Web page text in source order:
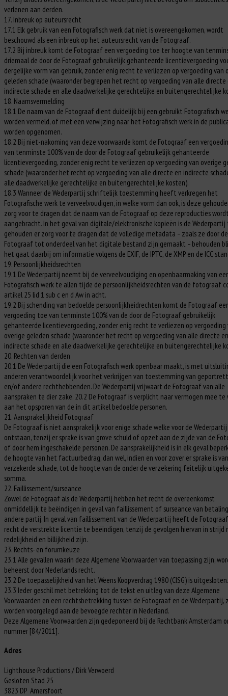
verlenen aan derden.
17. Inbreuk op auteursrecht
17.1 Elk gebruik van een Fotografisch werk dat niet is overeengekomen, wordt
beschouwd als een inbreuk op het auteursrecht van de Fotograaf.
17.2 Bij inbreuk komt de Fotograaf een vergoeding toe ter hoogte van
driemaal de door de Fotograaf gebruikelijk gehanteerde licentievergoeding
dergelijke vorm van gebruik, zonder enig recht te verliezen op vergoeding van
geleden schade (waaronder begrepen het recht op vergoeding van alle directe
indirecte schade en alle daadwerkelijke gerechtelijke en buitengerechtelijke
18. Naamsvermelding
18.1 De naam van de Fotograaf dient duidelijk bij een gebruikt Fotografisch
worden vermeld, of met een verwijzing naar het Fotografisch werk in de
worden opgenomen.
18.2 Bij niet-nakoming van deze voorwaarde komt de Fotograaf een
van tenminste 100% van de door de Fotograaf gebruikelijk gehanteerde
licentievergoeding, zonder enig recht te verliezen op vergoeding van overige
schade (waaronder het recht op vergoeding van alle directe en indirecte
alle daadwerkelijke gerechtelijke en buitengerechtelijke kosten).
18.3 Wanneer de Wederpartij schriftelijk toestemming heeft verkregen het
Fotografische werk te verveelvoudigen, in welke vorm dan ook, is deze
zorg voor te dragen dat de naam van de Fotograaf op deze reproducties
aangebracht. In het geval van digitale/elektronische kopieën is de Wederpartij
gehouden er zorg voor te dragen dat de volledige metadata – zoals ze door de
Fotograaf tot onderdeel van het digitale bestand zijn gemaakt – behouden
het gaat daarbij om informatie volgens de EXIF, de IPTC, de XMP en de ICC
19. Persoonlijkheidsrechten
19.1 De Wederpartij neemt bij de verveelvoudiging en openbaarmaking van
Fotografisch werk te allen tijde de persoonlijkheidsrechten van de fotograaf
artikel 25 lid 1 sub c en d Aw in acht.
19.2 Bij schending van bedoelde persoonlijkheidrechten komt de Fotograaf
vergoeding toe van tenminste 100% van de door de Fotograaf gebruikelijk
gehanteerde licentievergoeding, zonder enig recht te verliezen op vergoeding
overige geleden schade (waaronder het recht op vergoeding van alle directe en
indirecte schade en alle daadwerkelijke gerechtelijke en buitengerechtelijke
20. Rechten van derden
20.1 De Wederpartij die een Fotografisch werk openbaar maakt, is met
anderen verantwoordelijk voor het verkrijgen van toestemming van
en/of andere rechthebbenden. De Wederpartij vrijwaart de Fotograaf van alle
aanspraken te dier zake. 20.2 De Fotograaf is verplicht naar vermogen mee te
aan het opsporen van de in dit artikel bedoelde personen.
21. Aansprakelijkheid Fotograaf
De Fotograaf is niet aansprakelijk voor enige schade welke voor de Wederpartij
ontstaan, tenzij er sprake is van grove schuld of opzet aan de zijde van de
of door hem ingeschakelde personen. De aansprakelijkheid is in elk geval
de hoogte van het factuurbedrag, dan wel, indien en voor zover er sprake is
verzekerde schade, tot de hoogte van de onder de verzekering feitelijk
somma.
22. Faillissement/surseance
Zowel de Fotograaf als de Wederpartij hebben het recht de overeenkomst
onmiddellijk te beëindigen in geval van faillissement of surseance van
andere partij. In geval van faillissement van de Wederpartij heeft de
recht de verstrekte licentie te beëindigen, tenzij de gevolgen hiervan in strijd
redelijkheid en billijkheid zijn.
23. Rechts- en forumkeuze
23.1 Alle gevallen waarin deze Algemene Voorwaarden van toepassing zijn,
beheerst door Nederlands recht.
23.2 De toepasselijkheid van het Weens Koopverdrag 1980 (CISG) is uitgesloten.
23.3 Ieder geschil met betrekking tot de tekst en uitleg van deze Algemene
Voorwaarden en een rechtsbetrekking tussen de Fotograaf en de Wederpartij,
worden voorgelegd aan de bevoegde rechter in Nederland.
Deze Algemene Voorwaarden zijn gedeponeerd bij de Rechtbank Amsterdam
nummer [84/2011].
Adres
Lighthouse Productions / Dirk Verwoerd
Gesloten Stad 25
3823 DP Amersfoort